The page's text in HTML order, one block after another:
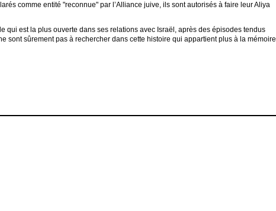
comme entité "reconnue" par l’Alliance juive, ils sont autorisés à faire leur Aliya
qui est la plus ouverte dans ses relations avec Israël, après des épisodes tendus
sont sûrement pas à rechercher dans cette histoire qui appartient plus à la mémoire